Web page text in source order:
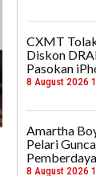
CXMT
Diskon
Pasokan
8 August 2026
Amartha
Pelari
8 August 2026